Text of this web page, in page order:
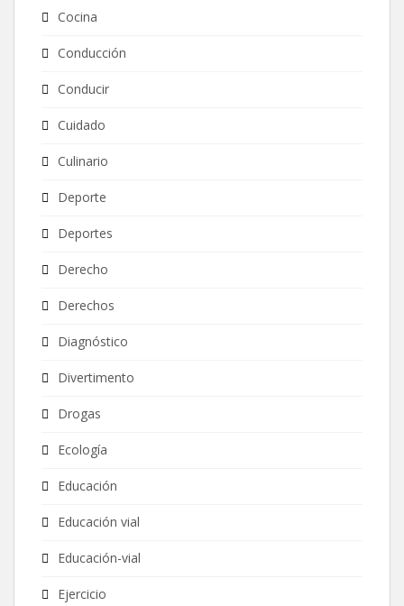
Cocina
Conducción
Conducir
Cuidado
Culinario
Deporte
Deportes
Derecho
Derechos
Diagnóstico
Divertimento
Drogas
Ecología
Educación
Educación vial
Educación-vial
Ejercicio